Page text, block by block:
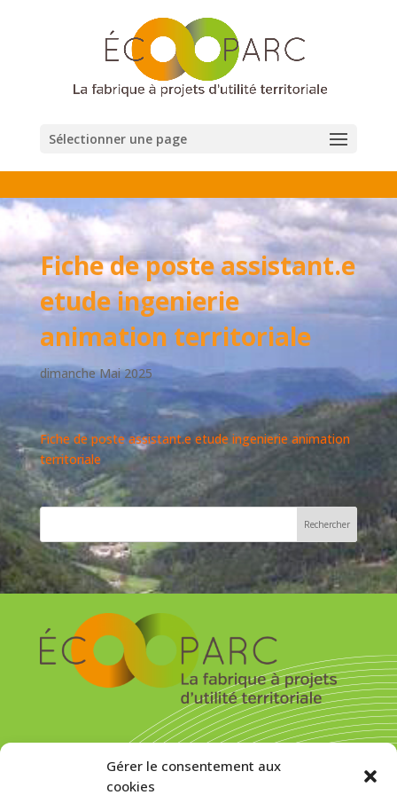
Gérer le consentement aux
cookies
Sélectionner une page
Fiche de poste assistant.e
etude ingenierie
animation territoriale
dimanche Mai 2025
Fiche de poste assistant.e etude ingenierie animation
territoriale